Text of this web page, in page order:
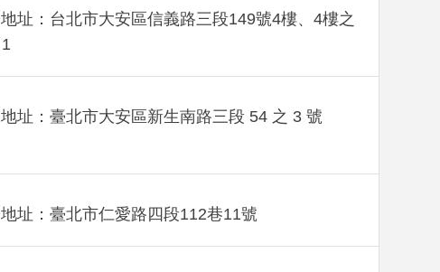
地址：台北市大安區信義路三段149號4樓、4樓之
1
地址：臺北市大安區新生南路三段 54 之 3 號
地址：臺北市仁愛路四段112巷11號